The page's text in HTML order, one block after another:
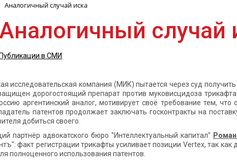
Аналогичный случай иска
случай
Публикации в СМИ
исследовательская компания (МИК) пытается через суд
дорогостоящий препарат против муковисцидоза
аргентинский аналог, мотивирует своё требование тем,
патентов продолжает заключать госконтракты на
добиться своего.
партнёр адвокатского бюро "Интеллектуальный капитал"
факт регистрации трикафты усиливает позиции Vertex, так
полноценного использования патентов.